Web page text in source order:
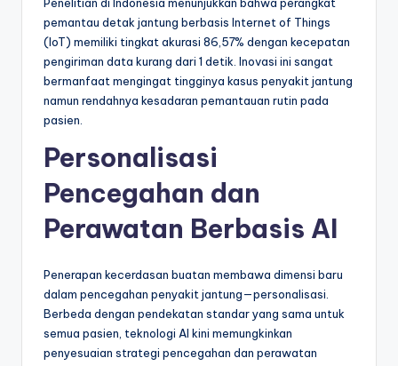
pemantau detak jantung berbasis Internet of Things
(IoT) memiliki tingkat akurasi 86,57% dengan kecepatan
pengiriman data kurang dari 1 detik. Inovasi ini sangat
bermanfaat mengingat tingginya kasus penyakit jantung
namun rendahnya kesadaran pemantauan rutin pada
pasien.
Personalisasi
Pencegahan dan
Perawatan Berbasis AI
Penerapan kecerdasan buatan membawa dimensi baru
dalam pencegahan penyakit jantung—personalisasi.
Berbeda dengan pendekatan standar yang sama untuk
semua pasien, teknologi AI kini memungkinkan
penyesuaian strategi pencegahan dan perawatan